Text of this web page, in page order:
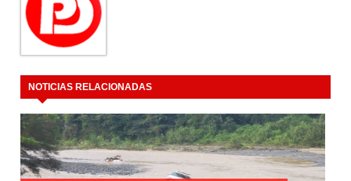
NOTICIAS RELACIONADAS